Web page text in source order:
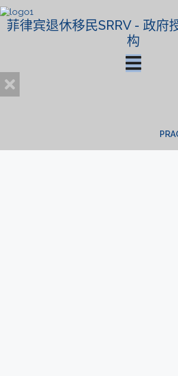
菲律宾退休移民SRRV - 政府
构